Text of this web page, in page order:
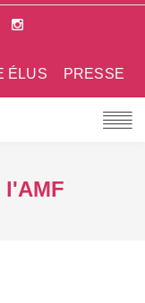
PRESSE
ÉLUS
l'AMF